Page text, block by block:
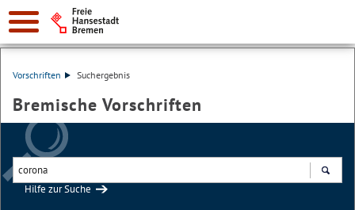
Vorschriften Suchergebnis
Bremische Vorschriften
Hilfe zur Suche